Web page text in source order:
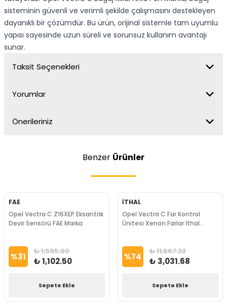
sisteminin güvenli ve verimli şekilde çalışmasını destekleyen
dayanıklı bir çözümdür. Bu ürün, orijinal sistemle tam uyumlu
yapısı sayesinde uzun süreli ve sorunsuz kullanım avantajı
sunar.
Taksit Seçenekleri
Yorumlar
Önerileriniz
Benzer Ürünler
FAE
Opel Vectra C Z16XEP Eksantrik
Devir Sensörü FAE Marka
%31 ₺ 1,595.00
₺ 1,102.50
Sepete Ekle
İTHAL
Opel Vectra C Far Kontrol
Ünitesi Xenon Farlar İthal
%74 ₺ 11,667.32
₺ 3,031.68
Sepete Ekle